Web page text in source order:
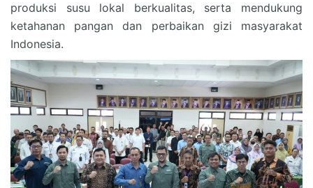
produksi susu lokal berkualitas, serta mendukung
ketahanan pangan dan perbaikan gizi masyarakat
Indonesia.